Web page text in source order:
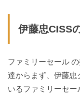
伊藤忠CISS
ファミリーセール
達からまず、伊藤
いるファミリーセー